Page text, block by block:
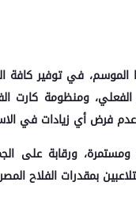
في توفير كافة
الفعلي، ومنظومة كارت
فرض أي زيادات في
ورقابة على
بمقدرات الفلاح